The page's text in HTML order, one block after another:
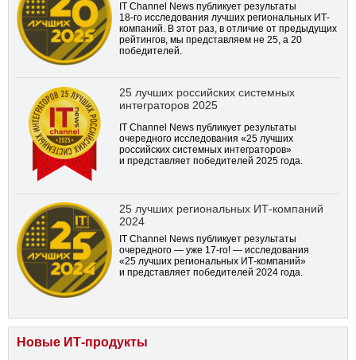
IT Channel News публикует результаты
18-го исследования лучших региональных ИТ-
компаний. В этот раз, в отличие от предыдущих
рейтингов, мы представляем не 25, а 20
победителей.
25 лучших российских системных
интеграторов 2025
IT Channel News публикует результаты
очередного исследования «25 лучших
российских системных интеграторов»
и представляет победителей 2025 года.
25 лучших региональных ИТ-компаний
2024
IT Channel News публикует результаты
очередного — уже 17-го! — исследования
«25 лучших региональных ИТ-компаний»
и представляет победителей 2024 года.
Новые ИТ-продукты